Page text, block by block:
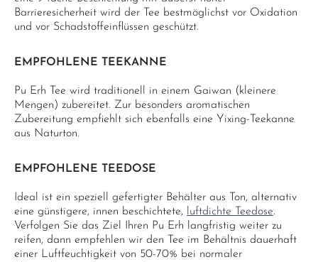
Barrieresicherheit wird der Tee bestmöglichst vor Oxidation
und vor Schadstoffeinflüssen geschützt.
EMPFOHLENE TEEKANNE
Pu Erh Tee wird traditionell in einem Gaiwan (kleinere
Mengen) zubereitet. Zur besonders aromatischen
Zubereitung empfiehlt sich ebenfalls eine Yixing-Teekanne
aus Naturton.
EMPFOHLENE TEEDOSE
Ideal ist ein speziell gefertigter Behälter aus Ton, alternativ
eine günstigere, innen beschichtete,
luftdichte Teedose.
Verfolgen Sie das Ziel Ihren Pu Erh langfristig weiter zu
reifen, dann empfehlen wir den Tee im Behältnis dauerhaft
einer Luftfeuchtigkeit von 50-70% bei normaler